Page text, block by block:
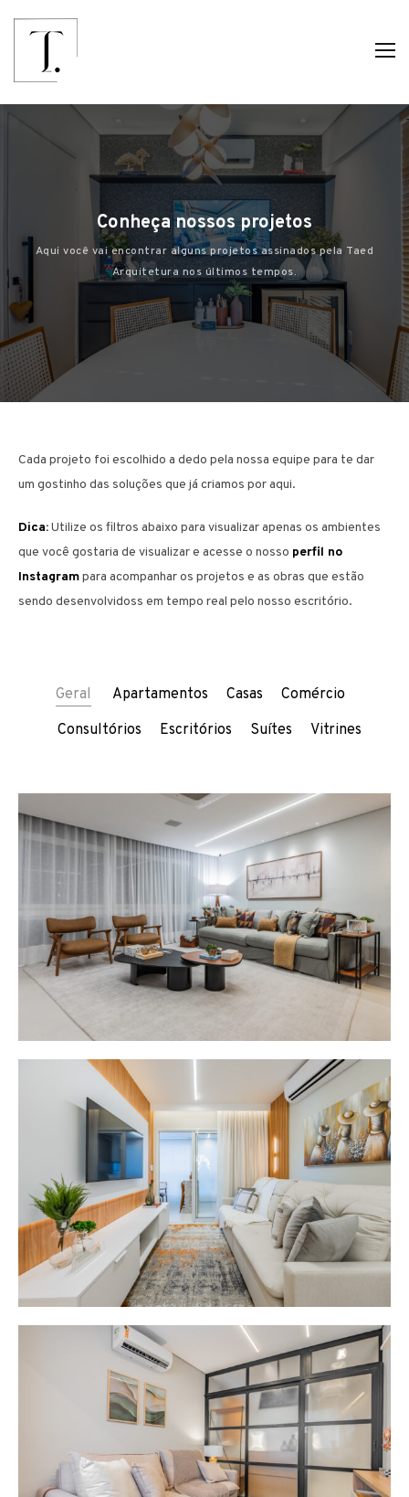
Conheça nossos projetos
Aqui você vai encontrar alguns projetos assinados pela Taed
Arquitetura nos últimos tempos.
Cada projeto foi escolhido a dedo pela nossa equipe para te dar
um gostinho das soluções que já criamos por aqui.
Dica:Utilize os filtros abaixo para visualizar apenas os ambientes
que você gostaria de visualizar e acesse o nosso perfil no
Instagrampara acompanhar os projetos e as obras que estão
sendo desenvolvidoss em tempo real pelo nosso escritório.
Geral Apartamentos Casas
Comércio
Consultórios
Escritórios Suítes Vitrines